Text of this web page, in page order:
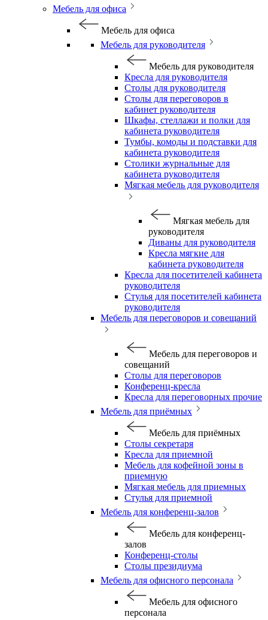
Мебель для офиса
Мебель для офиса
Мебель для руководителя
Мебель для руководителя
Кресла для руководителя
Столы для руководителя
Столы для переговоров в
кабинет руководителя
Шкафы, стеллажи и полки для
кабинета руководителя
Тумбы, комоды и подставки для
кабинета руководителя
Столики журнальные для
кабинета руководителя
Мягкая мебель для руководителя
Мягкая мебель для
руководителя
Диваны для руководителя
Кресла мягкие для
кабинета руководителя
Кресла для посетителей кабинета
руководителя
Стулья для посетителей кабинета
руководителя
Мебель для переговоров и совещаний
Мебель для переговоров и
совещаний
Столы для переговоров
Конференц-кресла
Кресла для переговорных прочие
Мебель для приёмных
Мебель для приёмных
Столы секретаря
Кресла для приемной
Мебель для кофейной зоны в
приемную
Мягкая мебель для приемных
Стулья для приемной
Мебель для конференц-залов
Мебель для конференц-
залов
Конференц-столы
Столы президиума
Мебель для офисного персонала
Мебель для офисного
персонала